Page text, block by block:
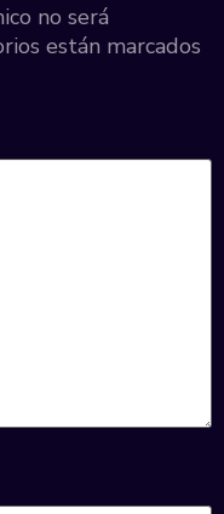
no será
están marcados